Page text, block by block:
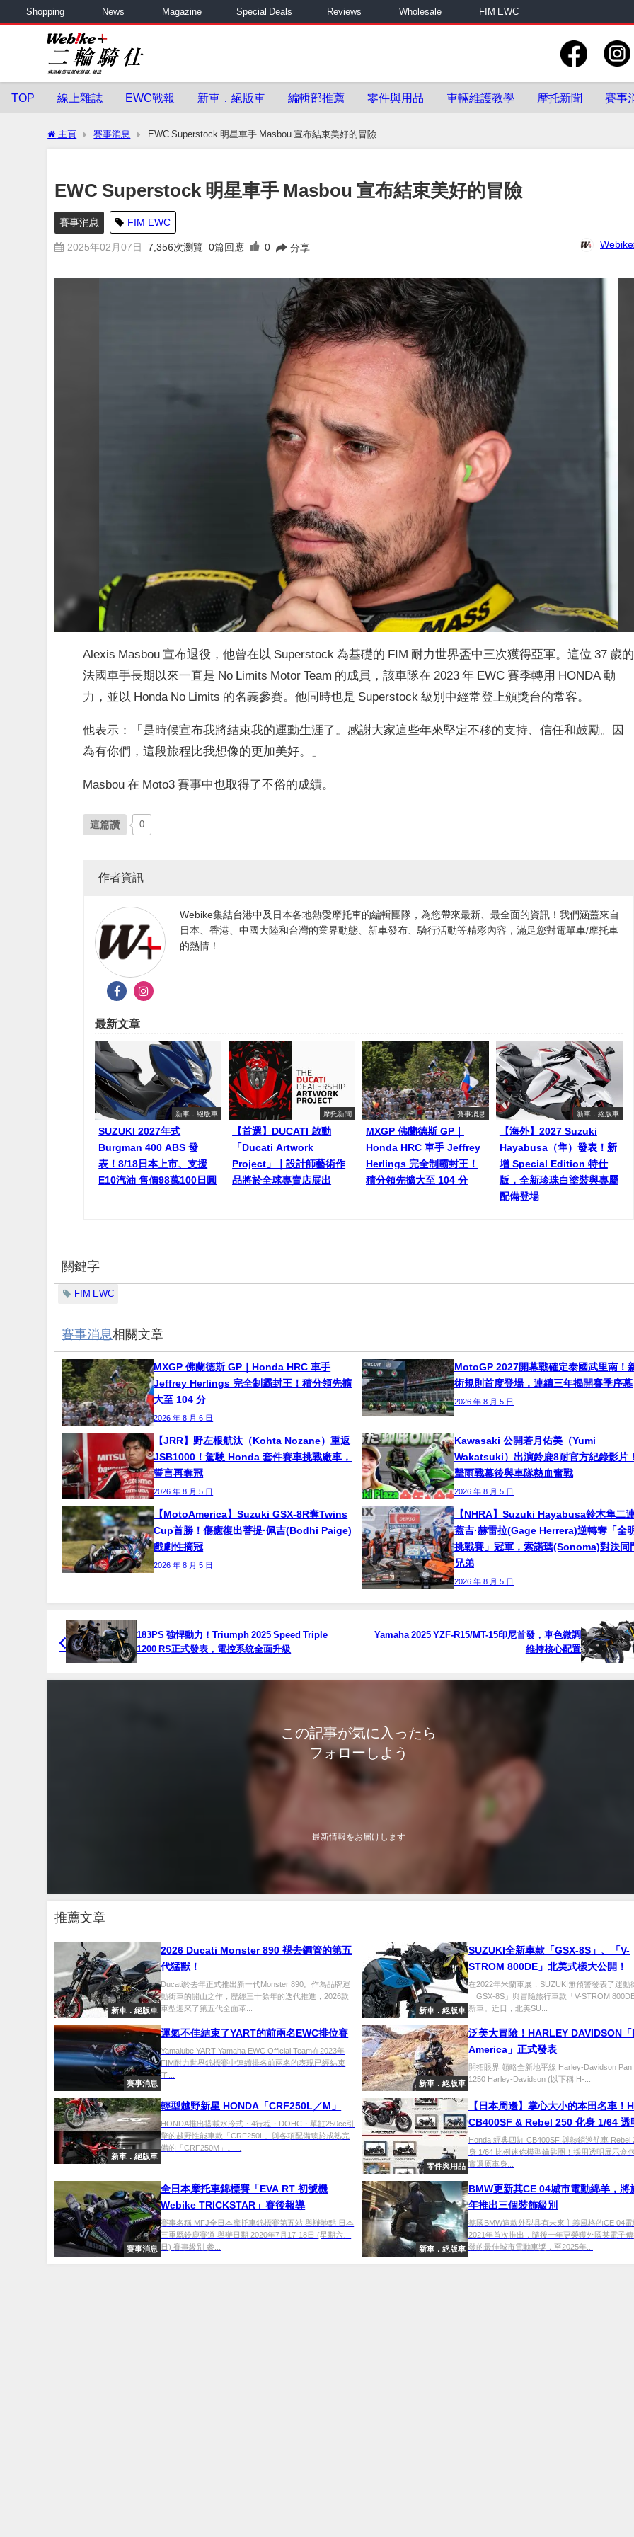
Shopping News Magazine Special Deals Reviews Wholesale FIM EWC
TOP 線上雜誌 EWC戰報 新車．絕版車 編輯部推薦 零件與用品 車輛維護教學 摩托新聞 賽事
主頁 賽事消息 EWC Superstock 明星車手 Masbou 宣布結束美好的冒險
EWC Superstock 明星車手 Masbou 宣布結束美好的冒險
賽事消息 FIM EWC
2025年02月07日 7,356次瀏覽 0篇回應 0 分享
Alexis Masbou 宣布退役，他曾在以 Superstock 為基礎的 FIM 耐力世界盃中三次獲得亞軍。這位 37 歲的
法國車手長期以來一直是 No Limits Motor Team 的成員，該車隊在 2023 年 EWC 賽季轉用 HONDA 動
力，並以 Honda No Limits 的名義參賽。他同時也是 Superstock 級別中經常登上頒獎台的常客。
他表示：「是時候宣布我將結束我的運動生涯了。感謝大家這些年來堅定不移的支持、信任和鼓勵。因
為有你們，這段旅程比我想像的更加美好。」
Masbou 在 Moto3 賽事中也取得了不俗的成績。
這篇讚 0
作者資訊
Webike集結台港中及日本各地熱愛摩托車的編輯團隊，為您帶來最新、最全面的資訊！我們涵蓋來自
日本、香港、中國大陸和台灣的業界動態、新車發布、騎行活動等精彩內容，滿足您對電單車/摩托車
的熱情！
最新文章
新車．絕版車
SUZUKI 2027年式
Burgman 400 ABS 發
表！8/18日本上市、支援
E10汽油 售價98萬100日圓
摩托新聞
【首選】DUCATI 啟動
「Ducati Artwork
Project」｜設計師藝術作
品將於全球專賣店展出
賽事消息
MXGP 佛蘭德斯 GP｜
Honda HRC 車手 Jeffrey
Herlings 完全制霸封王！
積分領先擴大至 104 分
新車．絕版車
【海外】2027 Suzuki
Hayabusa（隼）發表！新
增 Special Edition 特仕
版，全新珍珠白塗裝與專屬
配備登場
關鍵字
FIM EWC
賽事消息相關文章
MXGP 佛蘭德斯 GP｜Honda HRC 車手
Jeffrey Herlings 完全制霸封王！積分領先擴
大至 104 分
2026 年 8 月 6 日
MotoGP 2027開幕戰確定泰國武里南！
術規則首度登場，連續三年揭開賽季序幕
2026 年 8 月 5 日
【JRR】野左根航汰（Kohta Nozane）重返
JSB1000！駕駛 Honda 套件賽車挑戰廠車，
誓言再奪冠
2026 年 8 月 5 日
Kawasaki 公開若月佑美（Yumi
Wakatsuki）出演鈴鹿8耐官方紀錄影片
擊雨戰幕後與車隊熱血奮戰
2026 年 8 月 5 日
【MotoAmerica】Suzuki GSX-8R奪Twins
Cup首勝！傷癒復出菩提·佩吉(Bodhi Paige)
戲劇性摘冠
2026 年 8 月 5 日
【NHRA】Suzuki Hayabusa鈴木隼二
蓋吉·赫雷拉(Gage Herrera)逆轉奪「全
挑戰賽」冠軍，索諾瑪(Sonoma)對決同
兄弟
2026 年 8 月 5 日
183PS 強悍動力！Triumph 2025 Speed Triple
1200 RS正式發表，電控系統全面升級
Yamaha 2025 YZF-R15/MT-15印尼首發，車色微調
維持核心配置
この記事が気に入ったら
フォローしよう
最新情報をお届けします
推薦文章
新車．絕版車
2026 Ducati Monster 890 褪去鋼管的第五
代猛獸！
Ducati於去年正式推出新一代Monster 890。作為品牌運
動街車的開山之作，歷經三十餘年的迭代推進，2026款
車型迎來了第五代全面革...
新車．絕版車
SUZUKI全新車款「GSX-8S」、「V-
STROM 800DE」北美式樣大公開！
在2022年米蘭車展，SUZUKI無預警發表了運動
「GSX-8S」與冒險旅行車款「V-STROM
新車。近日，北美SU...
賽事消息
運氣不佳結束了YART的前兩名EWC排位賽
Yamalube YART Yamaha EWC Official Team在2023年
FIM耐力世界錦標賽中連續排名前兩名的表現已經結束
了...
新車．絕版車
泛美大冒險！HARLEY DAVIDSON
America」正式發表
開拓眼界 領略全新地平線 Harley-Davidson Pan
1250 Harley-Davidson (以下稱 H-...
新車．絕版車
輕型越野新星 HONDA「CRF250L／M」
HONDA推出搭載水冷式・4行程・DOHC・單缸250cc引
擎的越野性能車款「CRF250L」與各項配備臻於成熟完
備的「CRF250M」。...
零件與用品
【日本周邊】掌心大小的本田名車！
CB400SF & Rebel 250 化身 1/64 透
鑰匙圈
Honda 經典四缸 CB400SF 與熱銷巡航車 Rebel
身 1/64 比例迷你模型鑰匙圈！採用透明展示盒
實還原車身...
賽事消息
全日本摩托車錦標賽「EVA RT 初號機
Webike TRICKSTAR」賽後報導
賽事名稱 MFJ全日本摩托車錦標賽第五站 舉辦地點 日本
三重縣鈴鹿賽道 舉辦日期 2020年7月17-18日 (星期六、
日) 賽事級別 參...
新車．絕版車
BMW更新其CE 04城市電動綿羊，將
年推出三個裝飾級別
德國BMW這款外型具有未來主義風格的CE 04
2021年首次推出，隨後一年更榮獲外國某電子
發的最佳城市電動車獎，至2025年...